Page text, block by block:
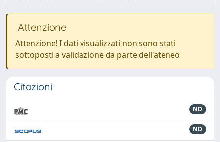
Attenzione
Attenzione! I dati visualizzati non sono stati
sottoposti a validazione da parte dell'ateneo
Citazioni
ND
ND